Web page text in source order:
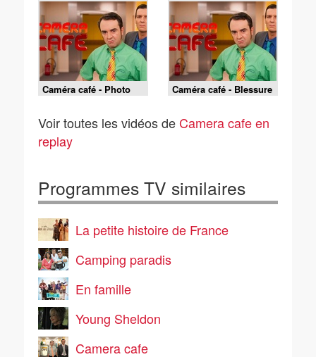
Caméra café - Photo
mateur
Caméra café - Blessure
secrète
Voir toutes les vidéos de Camera cafe en
replay
Programmes TV similaires
La petite histoire de France
Camping paradis
En famille
Young Sheldon
Camera cafe